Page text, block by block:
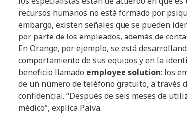
recursos humanos no está formado por
embargo, existen señales que se pueden
por parte de los empleados, además de
En Orange, por ejemplo, se está
comportamiento de sus equipos y en la
beneficio llamado employee solution: los
de un número de teléfono gratuito, a través
confidencial. “Después de seis meses de
médico”, explica Paiva.